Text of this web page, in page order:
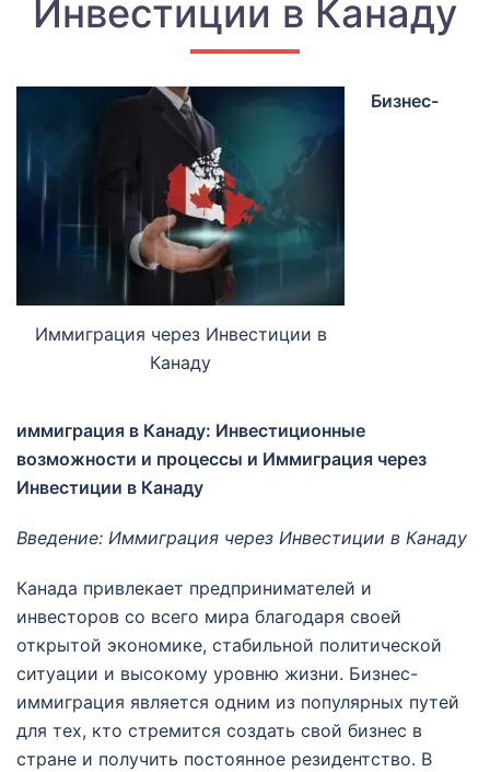
Инвестиции в Канаду
Иммиграция через Инвестиции в
Канаду
Бизнес-
иммиграция в Канаду: Инвестиционные
возможности и процессы и Иммиграция через
Инвестиции в Канаду
Введение: Иммиграция через Инвестиции в Канаду
Канада привлекает предпринимателей и
инвесторов со всего мира благодаря своей
открытой экономике, стабильной политической
ситуации и высокому уровню жизни. Бизнес-
иммиграция является одним из популярных путей
для тех, кто стремится создать свой бизнес в
стране и получить постоянное резидентство. В